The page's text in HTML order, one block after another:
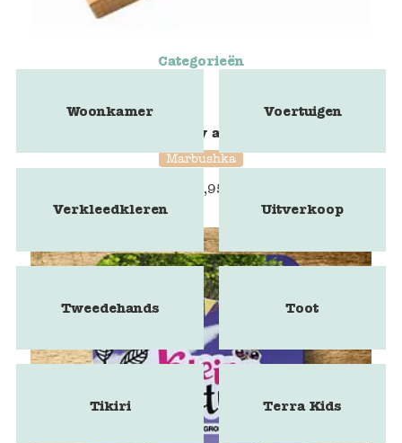
Marbushka - City and Fun puzzle
Marbushka
15,95
Categorieën
Woonkamer Voertuigen
Verkleedkleren Uitverkoop
Tweedehands Toot
Tikiri Terra Kids